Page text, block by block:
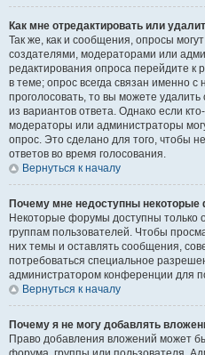
Как мне отредактировать или
Так же, как и сообщения, опросы
создателями, модераторами или
редактирования опроса перейдите к
в теме; опрос всегда связан именно с
проголосовать, то вы можете
из вариантов ответа. Однако если
модераторы или администраторы
опрос. Это сделано для того, чтобы
ответов во время голосования.
Вернуться к началу
Почему мне недоступны
Некоторые форумы доступны только
группам пользователей. Чтобы
них темы и оставлять сообщения,
потребоваться специальное
администратором конференции для
Вернуться к началу
Почему я не могу добавлять
Право добавления вложений может